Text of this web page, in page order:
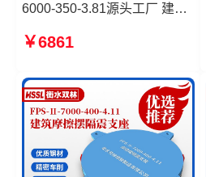
6000-350-3.81源头工厂 建筑
式隔震支座生产厂家 建筑摩擦
￥6861